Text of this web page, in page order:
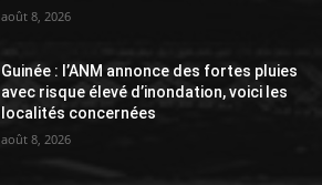
août 8, 2026
Guinée : l’ANM annonce des fortes pluies
avec risque élevé d’inondation, voici les
localités concernées
août 8, 2026